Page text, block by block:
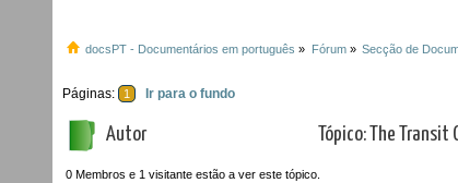
docsPT - Documentários em português » Fórum» Secção de
Páginas: 1 Ir para o fundo
Autor Tópico: The Transit
0 Membros e 1 visitante estão a ver este tópico.